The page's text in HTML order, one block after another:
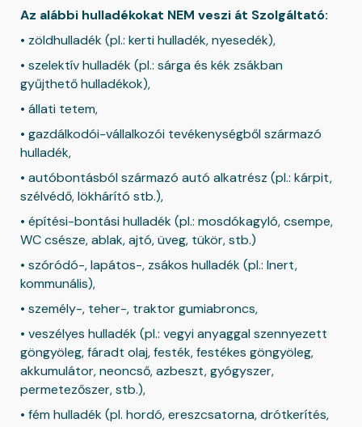
Az alábbi hulladékokat NEM veszi át Szolgáltató:
• zöldhulladék (pl.: kerti hulladék, nyesedék),
• szelektív hulladék (pl.: sárga és kék zsákban
gyűjthető hulladékok),
• állati tetem,
• gazdálkodói-vállalkozói tevékenységből származó
hulladék,
• autóbontásból származó autó alkatrész (pl.: kárpit,
szélvédő, lökhárító stb.),
• építési-bontási hulladék (pl.: mosdókagyló, csempe,
WC csésze, ablak, ajtó, üveg, tükör, stb.)
• szóródó-, lapátos-, zsákos hulladék (pl.: Inert,
kommunális),
• személy-, teher-, traktor gumiabroncs,
• veszélyes hulladék (pl.: vegyi anyaggal szennyezett
göngyöleg, fáradt olaj, festék, festékes göngyöleg,
akkumulátor, neoncső, azbeszt, gyógyszer,
permetezőszer, stb.),
• fém hulladék (pl. hordó, ereszcsatorna, drótkerítés,